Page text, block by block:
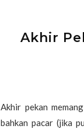
Akhir
Akhir pekan
bahkan pacar (jika